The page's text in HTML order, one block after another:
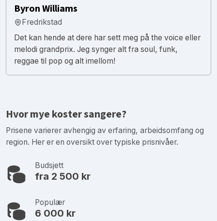
Byron Williams
Fredrikstad
Det kan hende at dere har sett meg på the voice eller
melodi grandprix. Jeg synger alt fra soul, funk,
reggae til pop og alt imellom!
Hvor mye koster sangere?
Prisene varierer avhengig av erfaring, arbeidsomfang og
region. Her er en oversikt over typiske prisnivåer.
Budsjett
fra 2 500 kr
Populær
6 000 kr